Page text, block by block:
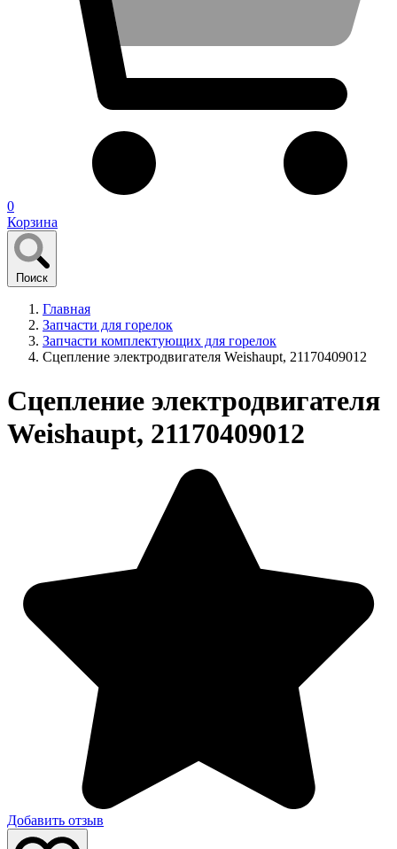
0
Корзина
Поиск
Главная
Запчасти для горелок
Запчасти комплектующих для горелок
Сцепление электродвигателя Weishaupt, 21170409012
Сцепление электродвигателя
Weishaupt, 21170409012
Добавить отзыв